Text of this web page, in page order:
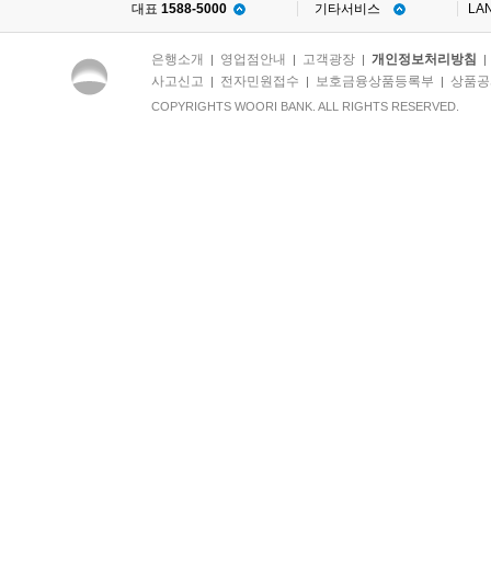
대표 1588-5000 기타서비스
은행소개 | 영업점안내 | 고객광장| 개인정보처리방침
사고신고 | 전자민원접수 | 보호금융상품등록부 | 상품
COPYRIGHTS WOORI BANK. ALL RIGHTS RESERVED.